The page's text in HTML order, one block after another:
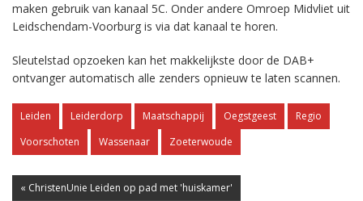
maken gebruik van kanaal 5C. Onder andere Omroep Midvliet uit
Leidschendam-Voorburg is via dat kanaal te horen.
Sleutelstad opzoeken kan het makkelijkste door de DAB+
ontvanger automatisch alle zenders opnieuw te laten scannen.
Leiden Leiderdorp Maatschappij Oegstgeest
Regio
Voorschoten
Wassenaar Zoeterwoude
« ChristenUnie Leiden op pad met 'huiskamer'